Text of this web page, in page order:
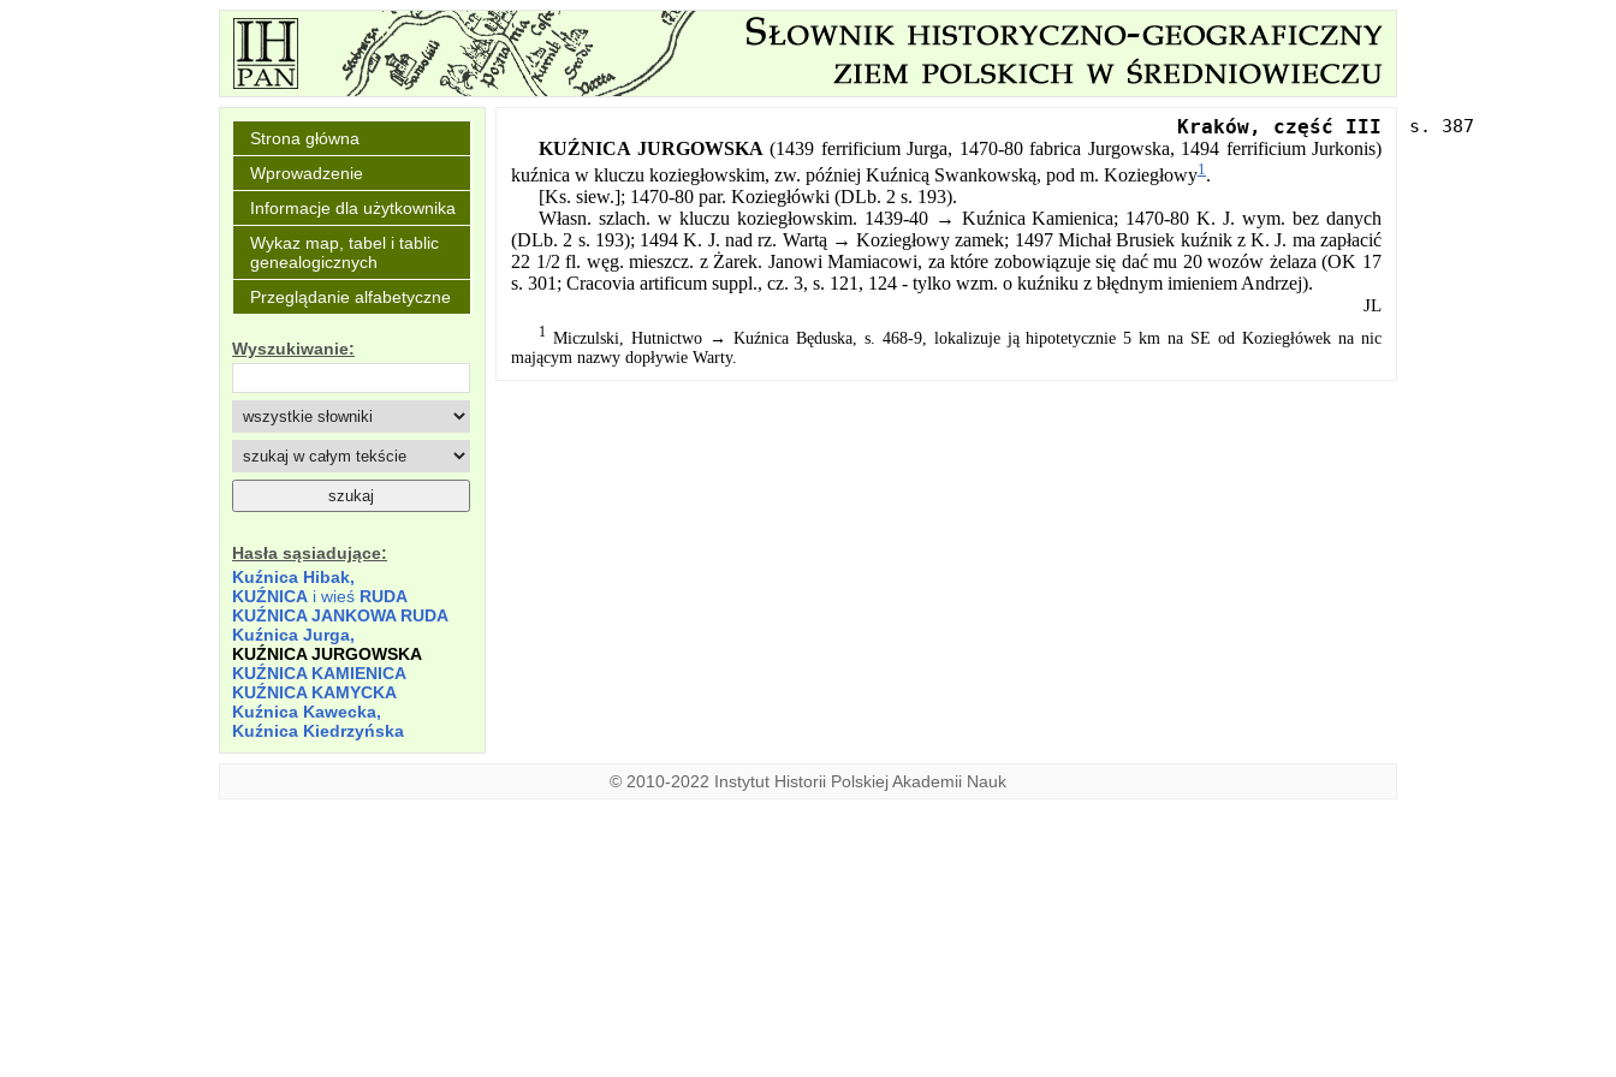
Strona główna
Wprowadzenie
Informacje dla użytkownika
Wykaz map, tabel i tablic
genealogicznych
Przeglądanie alfabetyczne
Wyszukiwanie:
Hasła sąsiadujące:
Kuźnica Hibak,
KUŹNICA i wieś RUDA
KUŹNICA JANKOWA RUDA
Kuźnica Jurga,
KUŹNICA JURGOWSKA
KUŹNICA KAMIENICA
KUŹNICA KAMYCKA
Kuźnica Kawecka,
Kuźnica Kiedrzyńska
Kraków, część III
KUŹNICA JURGOWSKA (1439 ferrificium Jurga, 1470-80 fabrica Jurgowska, 1494 ferrificium Jurkonis)
kuźnica w kluczu koziegłowskim, zw. później Kuźnicą Swankowską, pod m. Koziegłowy1.
[Ks. siew.]; 1470-80 par. Koziegłówki (DLb. 2 s. 193).
Własn. szlach. w kluczu koziegłowskim. 1439-40 → Kuźnica Kamienica; 1470-80 K. J. wym. bez danych
(DLb. 2 s. 193); 1494 K. J. nad rz. Wartą → Koziegłowy zamek; 1497 Michał Brusiek kuźnik z K. J. ma zapłacić
22 1/2 fl. węg. mieszcz. z Żarek. Janowi Mamiacowi, za które zobowiązuje się dać mu 20 wozów żelaza (OK 17
s. 301; Cracovia artificum suppl., cz. 3, s. 121, 124 - tylko wzm. o kuźniku z błędnym imieniem Andrzej).
JL
1
Miczulski, Hutnictwo → Kuźnica Będuska, s. 468-9, lokalizuje ją hipotetycznie 5 km na SE od Koziegłówek na nic
mającym nazwy dopływie Warty.
© 2010-2022 Instytut Historii Polskiej Akademii Nauk